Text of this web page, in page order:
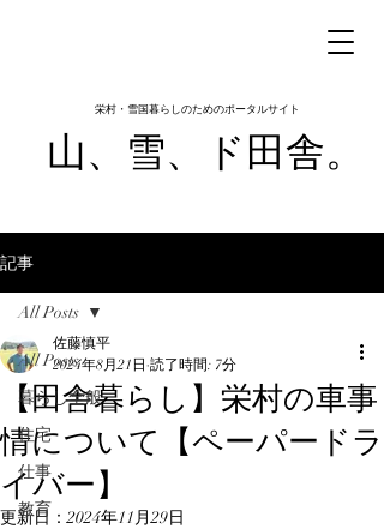
山​、雪、ド田舎。
​栄村・雪国暮らしのためのポータルサイト
記事
All Posts
暮らし全般
住宅
仕事
教育
All Posts
【田舎暮らし】栄村の車事
情について【ペーパードラ
イバー】
佐藤慎平
2024年8月21日 読了時間: 7分
更新日：2024年11月29日